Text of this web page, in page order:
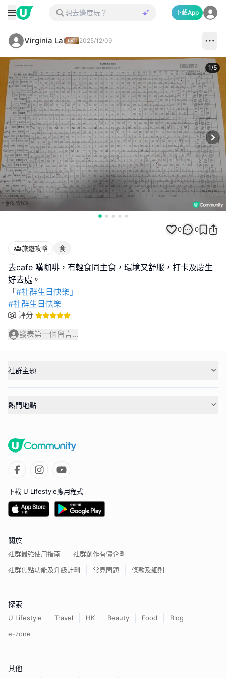
下載App
Virginia Lai 2025/12/09
1/5
0 0
旅遊攻略 食
去cafe 嘆咖啡，有輕食同主食，環境又舒服，打卡及慶生
好去處。
「#社群生日快樂」
#社群生日快樂
評分
發表第一個留言...
社群主題
熱門地點
下載 U Lifestyle應用程式
關於
社群最強使用指南
社群創作有價企劃
社群焦點功能及升級計劃
常見問題 條款及細則
探索
U Lifestyle Travel HK Beauty Food
Blog
e-zone
其他